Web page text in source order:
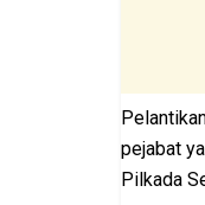
pejabat
Pilkada